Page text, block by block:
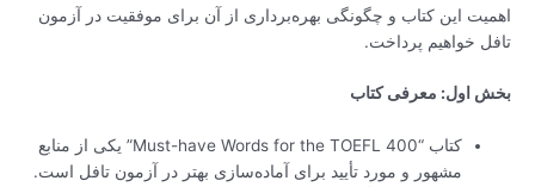
اهمیت این کتاب و چگونگی بهره‌برداری از آن برای موفقیت در آزمون
تافل خواهیم پرداخت.
بخش اول: معرفی کتاب
کتاب “400 Must-have Words for the TOEFL” یکی از منابع
مشهور و مورد تأیید برای آماده‌سازی بهتر در آزمون تافل است.